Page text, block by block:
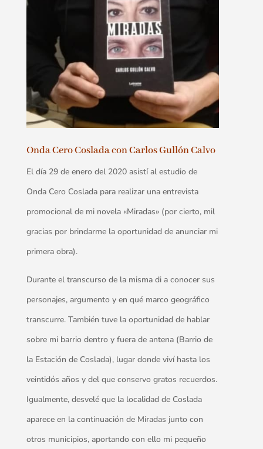
Onda Cero Coslada con Carlos Gullón Calvo
El día 29 de enero del 2020 asistí al estudio de
Onda Cero Coslada para realizar una entrevista
promocional de mi novela «Miradas» (por cierto, mil
gracias por brindarme la oportunidad de anunciar mi
primera obra).
Durante el transcurso de la misma di a conocer sus
personajes, argumento y en qué marco geográfico
transcurre. También tuve la oportunidad de hablar
sobre mi barrio dentro y fuera de antena (Barrio de
la Estación de Coslada), lugar donde viví hasta los
veintidós años y del que conservo gratos recuerdos.
Igualmente, desvelé que la localidad de Coslada
aparece en la continuación de Miradas junto con
otros municipios, aportando con ello mi pequeño